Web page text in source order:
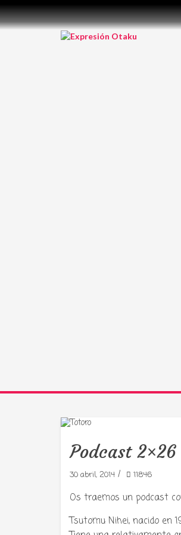
Podcast
30 abril, 2014 / 11846
Os traemos un podcast
Tsutomu Nihei, nacido en